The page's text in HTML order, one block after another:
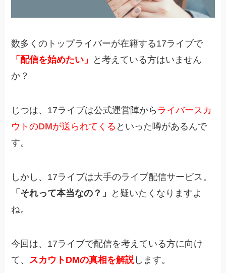
数多くのトップライバーが在籍する17ライブで
「配信を始めたい」
と考えている方はいません
か？
じつは、17ライブは公式運営陣から ライバースカ
ウトのDMが送られてくる といった噂があるんで
す。
しかし、17ライブは大手のライブ配信サービス。
「それって本当なの？」
と疑いたくなりますよ
ね。
今回は、17ライブで配信を考えている方に向け
て、 スカウトDMの真相を解説します。